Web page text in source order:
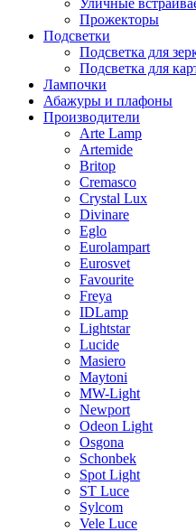
Уличные
Прожекторы
Подсветки
Подсветка для
Подсветка для
Лампочки
Абажуры и плафоны
Производители
Arte Lamp
Artemide
Britop
Cremasco
Crystal Lux
Divinare
Eglo
Eurolampart
Eurosvet
Favourite
Freya
IDLamp
Lightstar
Lucide
Masiero
Maytoni
MW-Light
Newport
Odeon Light
Osgona
Schonbek
Spot Light
ST Luce
Sylcom
Vele Luce